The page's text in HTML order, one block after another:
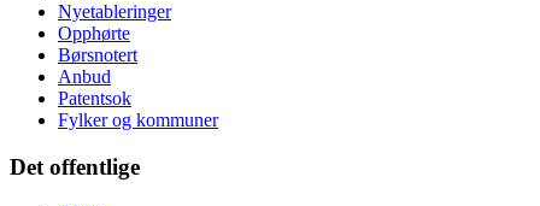
Nyetableringer
Opphørte
Børsnotert
Anbud
Patentsok
Fylker og kommuner
Det offentlige